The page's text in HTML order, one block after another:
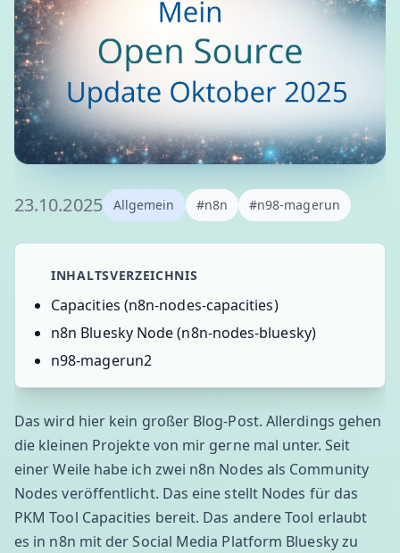
23.10.2025 Allgemein #n8n #n98-magerun
INHALTSVERZEICHNIS
Capacities (n8n-nodes-capacities)
n8n Bluesky Node (n8n-nodes-bluesky)
n98-magerun2
Das wird hier kein großer Blog-Post. Allerdings gehen
die kleinen Projekte von mir gerne mal unter. Seit
einer Weile habe ich zwei n8n Nodes als Community
Nodes veröffentlicht. Das eine stellt Nodes für das
PKM Tool Capacities bereit. Das andere Tool erlaubt
es in n8n mit der Social Media Platform Bluesky zu